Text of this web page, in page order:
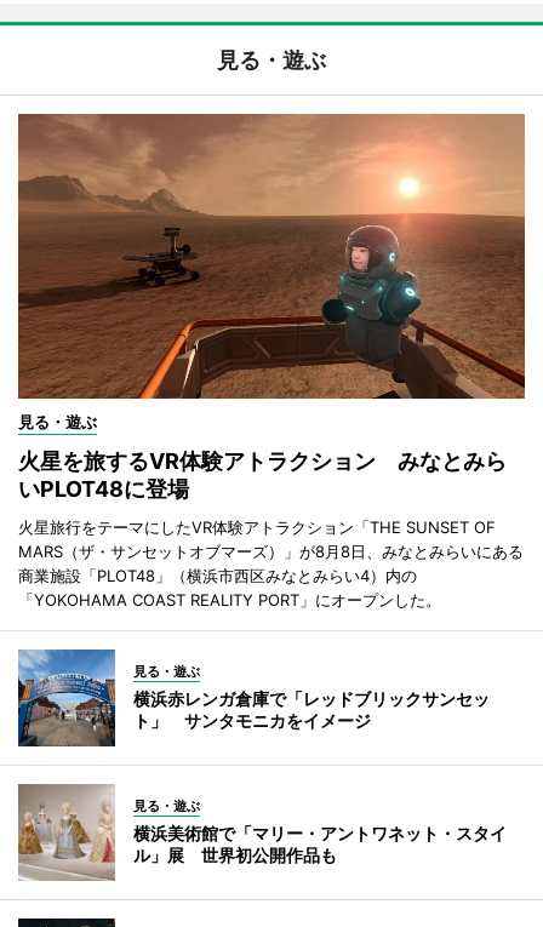
見る・遊ぶ
見る・遊ぶ
火星を旅するVR体験アトラクション みなとみら
いPLOT48に登場
火星旅行をテーマにしたVR体験アトラクション「THE SUNSET OF
MARS（ザ・サンセットオブマーズ）」が8月8日、みなとみらいにある
商業施設「PLOT48」（横浜市西区みなとみらい4）内の
「YOKOHAMA COAST REALITY PORT」にオープンした。
見る・遊ぶ
横浜赤レンガ倉庫で「レッドブリックサンセッ
ト」 サンタモニカをイメージ
見る・遊ぶ
横浜美術館で「マリー・アントワネット・スタイ
ル」展 世界初公開作品も